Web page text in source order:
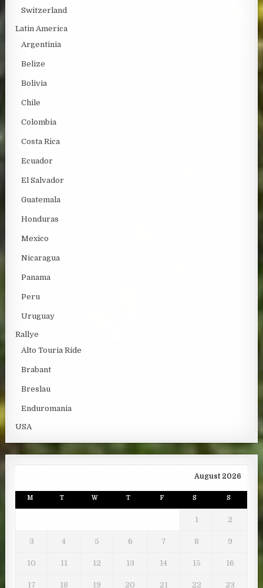
Switzerland
Latin America
Argentinia
Belize
Bolivia
Chile
Colombia
Costa Rica
Ecuador
El Salvador
Guatemala
Honduras
Mexico
Nicaragua
Panama
Peru
Uruguay
Rallye
Alto Touria Ride
Brabant
Breslau
Enduromania
USA
August 2026
M T W T F S S
1 2
3 4 5 6 7 8 9
10 11 12 13 14 15 16
17 18 19 20 21 22 23